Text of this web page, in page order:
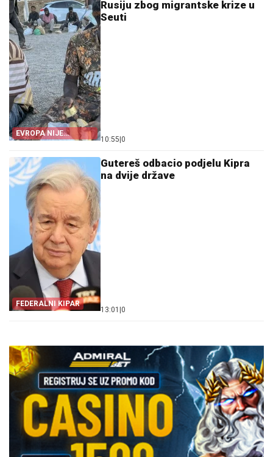
EVROPA NIJE
POMOGLA ŠPANIJI
Rusiju zbog migrantske krize u
Seuti
10:55 0
FEDERALNI KIPAR
Gutereš odbacio podjelu Kipra
na dvije države
13:01 0